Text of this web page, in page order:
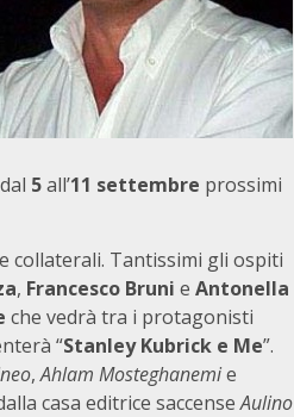
5all’11 settembre prossimi
collaterali. Tantissimi gli ospiti
, Francesco Bruni e Antonella
che vedrà tra i protagonisti
“Stanley Kubrick e Me”.
,Ahlam Mosteghanemie
casa editrice saccenseAulino